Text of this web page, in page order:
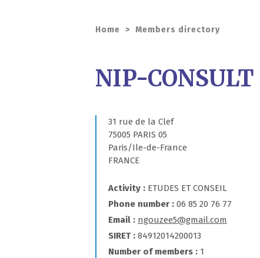
Home > Members directory
NIP-CONSULT
31 rue de la Clef
75005 PARIS 05
Paris/Ile-de-France
FRANCE
Activity
ETUDES ET CONSEIL
Phone number
06 85 20 76 77
Email
ngouzee5@gmail.com
SIRET
84912014200013
Number of members
1